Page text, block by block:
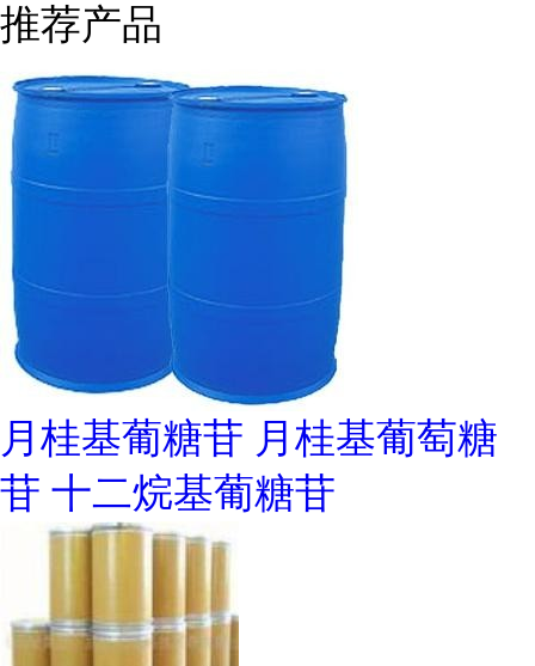
推荐产品
月桂基葡糖苷 月桂基葡萄糖
苷 十二烷基葡糖苷